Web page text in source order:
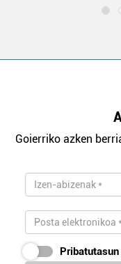
Goierriko azken